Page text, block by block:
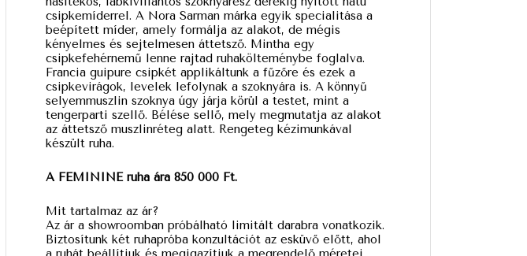
csipkemíderrel. A Nora Sarman márka egyik specialitása a
beépített míder, amely formálja az alakot, de mégis
kényelmes és sejtelmesen áttetsző. Mintha egy
csipkefehérnemű lenne rajtad ruhakölteménybe foglalva.
Francia guipure csipkét applikáltunk a fűzőre és ezek a
csipkevirágok, levelek lefolynak a szoknyára is. A könnyű
selyemmuszlin szoknya úgy járja körül a testet, mint a
tengerparti szellő. Bélése sellő, mely megmutatja az alakot
az áttetsző muszlinréteg alatt. Rengeteg kézimunkával
készült ruha.
A FEMININE ruha ára 850 000 Ft.
Mit tartalmaz az ár?
Az ár a showroomban próbálható limitált darabra vonatkozik.
Biztosítunk két ruhapróba konzultációt az esküvő előtt, ahol